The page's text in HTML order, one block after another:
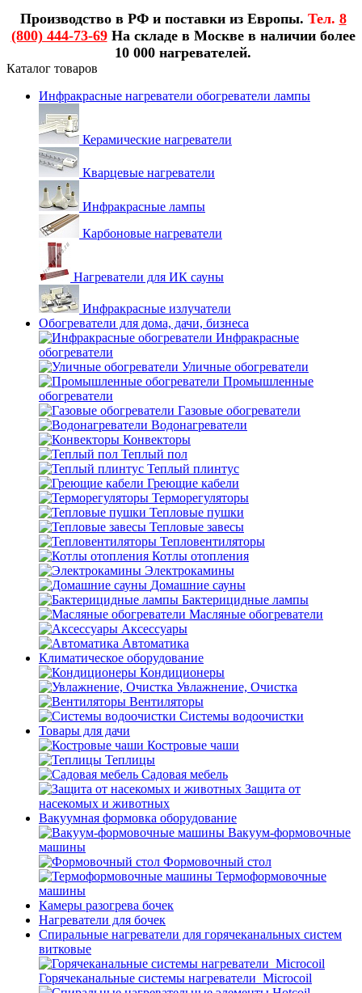
Производство в РФ и поставки из Европы. Тел. 8
(800) 444-73-69На складе в Москве в наличии более
10 000 нагревателей.
Каталог товаров
Инфракрасные нагреватели обогреватели лампы
Керамические нагреватели
Кварцевые нагреватели
Инфракрасные лампы
Карбоновые нагреватели
Нагреватели для ИК сауны
Инфракрасные излучатели
Обогреватели для дома, дачи, бизнеса
Инфракрасные
обогреватели
Уличные обогреватели
Промышленные
обогреватели
Газовые обогреватели
Водонагреватели
Конвекторы
Теплый пол
Теплый плинтус
Греющие кабели
Терморегуляторы
Тепловые пушки
Тепловые завесы
Тепловентиляторы
Котлы отопления
Электрокамины
Домашние сауны
Бактерицидные лампы
Масляные обогреватели
Аксессуары
Автоматика
Климатическое оборудование
Кондиционеры
Увлажнение, Очистка
Вентиляторы
Системы водоочистки
Товары для дачи
Костровые чаши
Теплицы
Садовая мебель
Защита от
насекомых и животных
Вакуумная формовка оборудование
Вакуум-формовочные
машины
Формовочный стол
Термоформовочные
машины
Камеры разогрева бочек
Нагреватели для бочек
Спиральные нагреватели для горячеканальных систем
витковые
Горячеканальные системы нагреватели_Microcoil